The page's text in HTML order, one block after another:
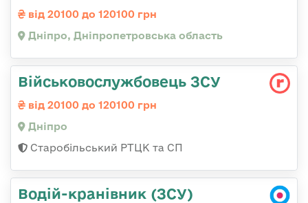
від 20100 до 120100 грн
Дніпро, Дніпропетровська область
Військовослужбовець ЗСУ
від 20100 до 120100 грн
Дніпро
Старобільський РТЦК та СП
Водій-кранівник (ЗСУ)